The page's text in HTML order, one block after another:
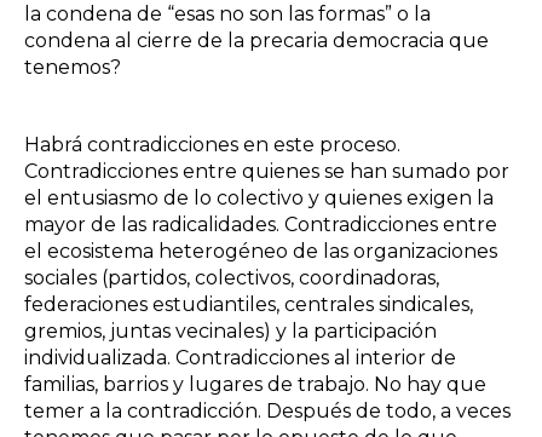
la condena de “esas no son las formas” o la
condena al cierre de la precaria democracia que
tenemos?
Habrá contradicciones en este proceso.
Contradicciones entre quienes se han sumado por
el entusiasmo de lo colectivo y quienes exigen la
mayor de las radicalidades. Contradicciones entre
el ecosistema heterogéneo de las organizaciones
sociales (partidos, colectivos, coordinadoras,
federaciones estudiantiles, centrales sindicales,
gremios, juntas vecinales) y la participación
individualizada. Contradicciones al interior de
familias, barrios y lugares de trabajo. No hay que
temer a la contradicción. Después de todo, a veces